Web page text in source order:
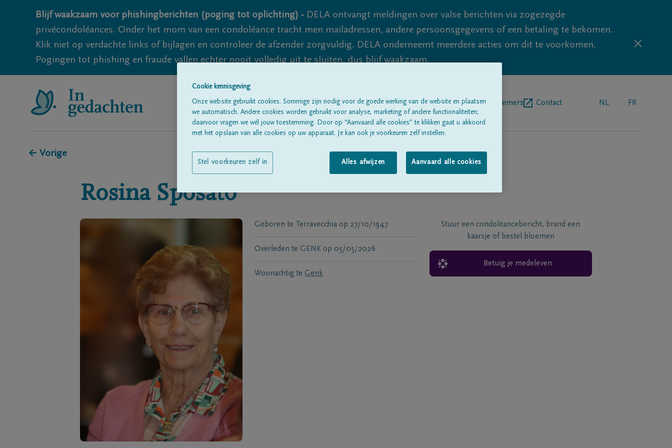
Blijf waakzaam voor phishingberichten (poging tot oplichting) - DELA ontvangt meldingen over valse berichten via zogezegde
privécondoléances. Onder het mom van een condoléance tracht men mailadressen, andere persoonsgegevens of een betaling te bekomen.
Klik niet op verdachte links of bijlagen en controleer de afzender zorgvuldig. DELA onderneemt meerdere acties om dit te voorkomen.
Pogingen tot phishing en fraude vallen echter nooit volledig uit te sluiten, dus blijf waakzaam.
Alle rouwberichtenOver onsBegrafenisondernemers Contact NL FR
← Vorige
Rosina Sposato
Geboren te Terravecchia op 27/10/1947
Overleden te GENK op 05/05/2026
Woonachtig te Genk
Stuur een condoléancebericht, brand een
kaarsje of bestel bloemen
Betuig je medeleven
Cookie kennisgeving
Onze website gebruikt cookies. Sommige zijn nodig voor de goede werking van de website en plaatsen
we automatisch. Andere cookies worden gebruikt voor analyse, marketing of andere functionaliteiten;
daarvoor vragen we wél jouw toestemming. Door op “Aanvaard alle cookies” te klikken gaat u akkoord
met het opslaan van alle cookies op uw apparaat. Je kan ook je voorkeuren zelf instellen.
Alles afwijzen Aanvaard alle cookies
Stel voorkeuren zelf in